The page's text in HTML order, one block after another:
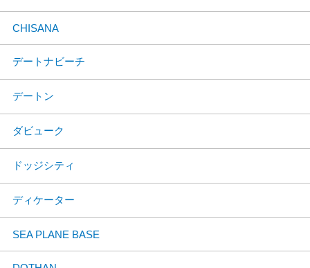
CHISANA
デートナビーチ
デートン
ダビューク
ドッジシティ
ディケーター
SEA PLANE BASE